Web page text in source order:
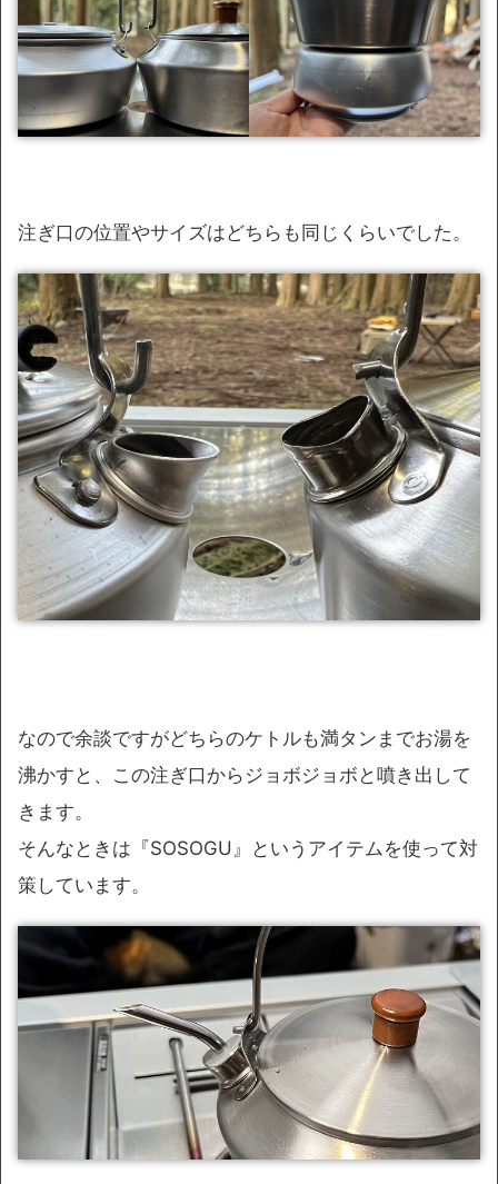
注ぎ口の位置やサイズはどちらも同じくらいでした。
なので余談ですがどちらのケトルも満タンまでお湯を
沸かすと、この注ぎ口からジョボジョボと噴き出して
きます。
そんなときは『SOSOGU』というアイテムを使って対
策しています。